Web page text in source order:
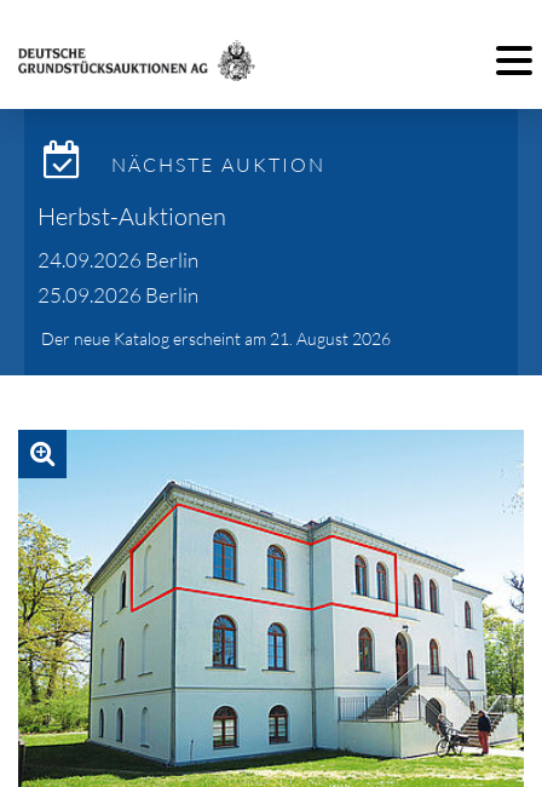
NÄCHSTE AUKTION
Herbst-Auktionen
24.09.2026 Berlin
25.09.2026 Berlin
Der neue Katalog erscheint am 21. August 2026